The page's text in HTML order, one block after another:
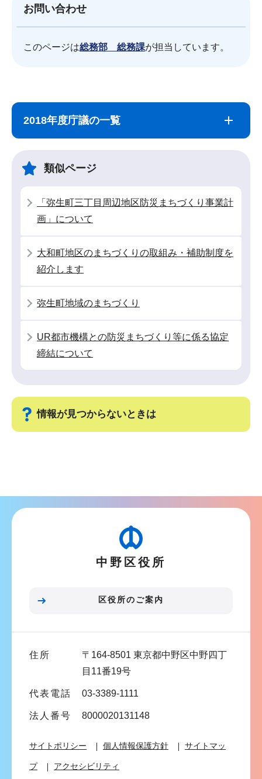
お問い合わせ
このページは総務部 総務課が担当しています。
こ
2018年度庁議の一覧
類似ページ
「弥生町三丁目周辺地区防災まちづくり事業計
画」について
大和町地区のまちづくりの取組み・補助制度を
紹介します
弥生町地域のまちづくり
UR都市機構との防災まちづくり等に係る協定
締結について
情報が見つからないときは
ゲ
ま
中野区役所
区役所のご案内
住所
〒164-8501 東京都中野区中野四丁
目11番19号
代表電話 03-3389-1111
法人番号 8000020131148
サイトポリシー 個人情報保護方針 サイトマッ
プ アクセシビリティ